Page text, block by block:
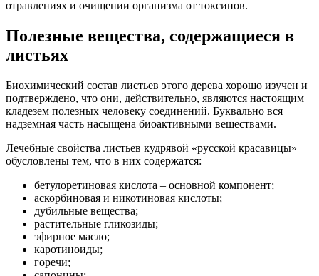
отравлениях и очищении организма от токсинов.
Полезные вещества, содержащиеся в
листьях
Биохимический состав листьев этого дерева хорошо изучен и
подтверждено, что они, действительно, являются настоящим
кладезем полезных человеку соединений. Буквально вся
надземная часть насыщена биоактивными веществами.
Лечебные свойства листьев кудрявой «русской красавицы»
обусловлены тем, что в них содержатся:
бетулоретиновая кислота – основной компонент;
аскорбиновая и никотиновая кислоты;
дубильные вещества;
растительные гликозиды;
эфирное масло;
каротиноиды;
горечи;